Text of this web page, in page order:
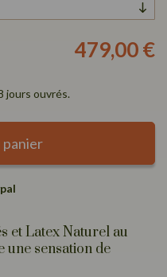
479,00 €
jours ouvrés.
et Latex Naturel au
une sensation de